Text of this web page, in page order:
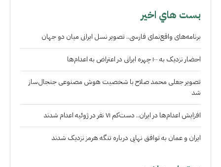
بست هاي اخير
برنامه‌های واقع‌نمای فارسی.. تصویر نسل ایرانی میان دو جهان
احضار نزدیک به ۱۰۰ چهره ایرانی در اعتراض به اعدام‌ها
تصویر جعلی محمد صلاح با شخصیت هوش مصنوعی جنجال‌ساز
شد
افزایش اعدام‌ها در ایران.. دست‌کم ۷۱ نفر در ژوئیه اعدام شدند
ایران و عمان به توافق نهایی درباره تنگه هرمز نزدیک شدند